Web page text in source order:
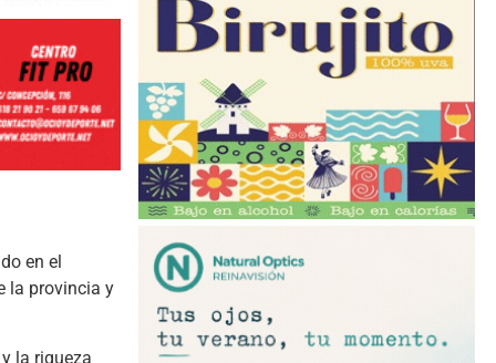
en el
la provincia y
la riqueza